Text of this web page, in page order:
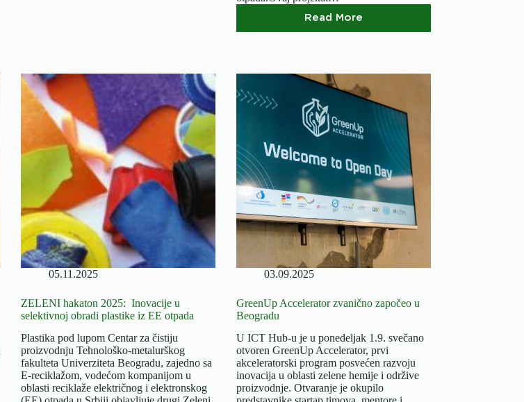
do
tržišta
Read More
Strateško
partnerstvo
reciklaže
u
Srbiji:E-
Reciklaža
2010,
Univerzitet
Beogradu,
Yale,
UNIDO
i
GEF
05.11.2025
ZELENI hakaton 2025: Inovacije u
selektivnoj obradi plastike iz EE otpada
Plastika pod lupom Centar za čistiju
proizvodnju Tehnološko-metalurškog
fakulteta Univerziteta Beogradu, zajedno sa
E-reciklažom, vodećom kompanijom u
oblasti reciklaže električnog i elektronskog
03.09.2025
GreenUp Accelerator zvanično započeo u
Beogradu
U ICT Hub-u je u ponedeljak 1.9. svečano
otvoren GreenUp Accelerator, prvi
akceleratorski program posvećen razvoju
inovacija u oblasti zelene hemije i održive
proizvodnje. Otvaranje je okupilo